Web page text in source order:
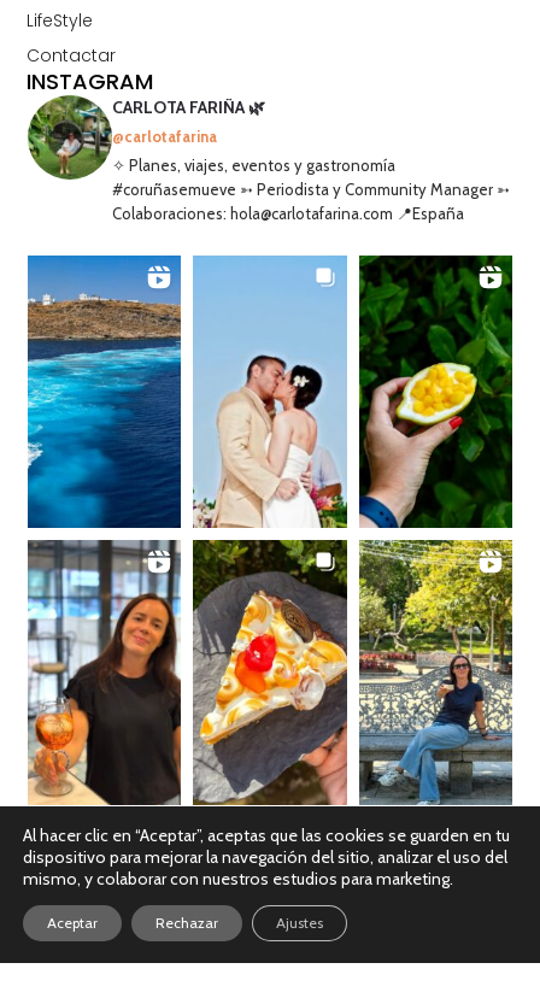
LifeStyle
Contactar
INSTAGRAM
CARLOTA FARIÑA 🌿
@carlotafarina
✧ Planes, viajes, eventos y gastronomía
#coruñasemueve ➳ Periodista y Community Manager ➳
Colaboraciones: hola@carlotafarina.com 📍España
Ver en Instagram
Al hacer clic en “Aceptar”, aceptas que las cookies se guarden en tu
dispositivo para mejorar la navegación del sitio, analizar el uso del
mismo, y colaborar con nuestros estudios para marketing.
Aceptar Rechazar Ajustes